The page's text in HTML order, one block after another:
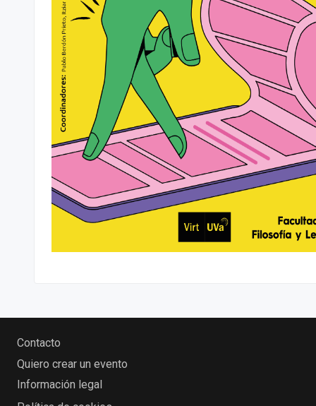
Contacto
Quiero crear un evento
Información legal